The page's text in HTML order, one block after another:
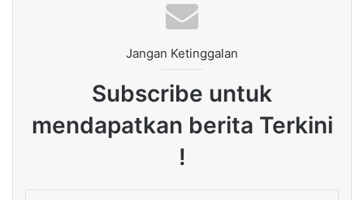
Jangan Ketinggalan
Subscribe untuk
mendapatkan berita Terkini
!